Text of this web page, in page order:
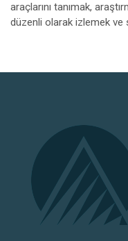
araçlarını tanımak,
düzenli olarak izlemek ve